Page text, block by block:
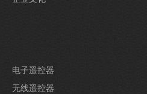
电子遥控器
无线遥控器